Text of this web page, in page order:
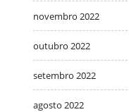
novembro 2022
outubro 2022
setembro 2022
agosto 2022